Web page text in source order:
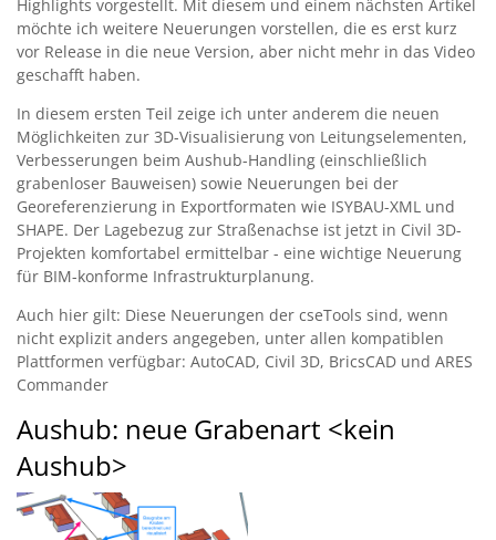
Highlights vorgestellt. Mit diesem und einem nächsten Artikel
möchte ich weitere Neuerungen vorstellen, die es erst kurz
vor Release in die neue Version, aber nicht mehr in das Video
geschafft haben.
In diesem ersten Teil zeige ich unter anderem die neuen
Möglichkeiten zur 3D-Visualisierung von Leitungselementen,
Verbesserungen beim Aushub-Handling (einschließlich
grabenloser Bauweisen) sowie Neuerungen bei der
Georeferenzierung in Exportformaten wie ISYBAU-XML und
SHAPE. Der Lagebezug zur Straßenachse ist jetzt in Civil 3D-
Projekten komfortabel ermittelbar - eine wichtige Neuerung
für BIM-konforme Infrastrukturplanung.
Auch hier gilt: Diese Neuerungen der cseTools sind, wenn
nicht explizit anders angegeben, unter allen kompatiblen
Plattformen verfügbar: AutoCAD, Civil 3D, BricsCAD und ARES
Commander
Aushub: neue Grabenart <kein
Aushub>